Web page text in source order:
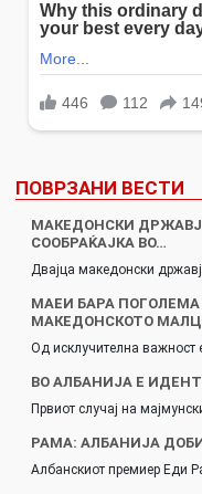
ПОВРЗАНИ ВЕСТИ
МАКЕДОНСКИ
СООБРАЌАЈКА ВО…
Двајца македонски
МАЕИ БАРА
МАКЕДОНСКОТО
Од исклучителна важност
ВО АЛБАНИЈА Е
Првиот случај на
РАМА: АЛБАНИЈА
Албанскиот премиер Еди